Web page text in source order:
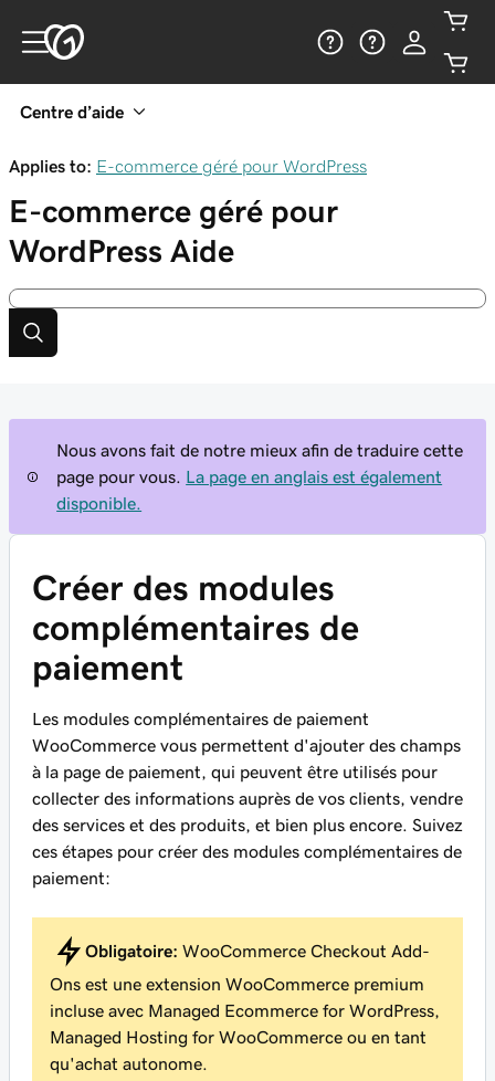
Centre d’aide
Applies to: E-commerce géré pour WordPress
E-commerce géré pour
WordPress Aide
Nous avons fait de notre mieux afin de traduire cette
page pour vous.
La page en anglais est également
disponible.
Créer des modules
complémentaires de
paiement
Les modules complémentaires de paiement
WooCommerce vous permettent d'ajouter des champs
à la page de paiement, qui peuvent être utilisés pour
collecter des informations auprès de vos clients, vendre
des services et des produits, et bien plus encore. Suivez
ces étapes pour créer des modules complémentaires de
paiement:
Obligatoire: WooCommerce Checkout Add-
Ons est une extension WooCommerce premium
incluse avec Managed Ecommerce for WordPress,
Managed Hosting for WooCommerce ou en tant
qu'achat autonome.